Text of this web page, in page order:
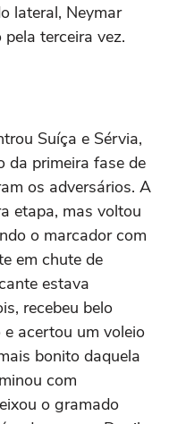
lateral, Neymar
terceira vez.
Suíça e Sérvia,
da primeira fase de
os adversários. A
etapa, mas voltou
o marcador com
em chute de
estava
recebeu belo
acertou um voleio
bonito daquela
com
o gramado